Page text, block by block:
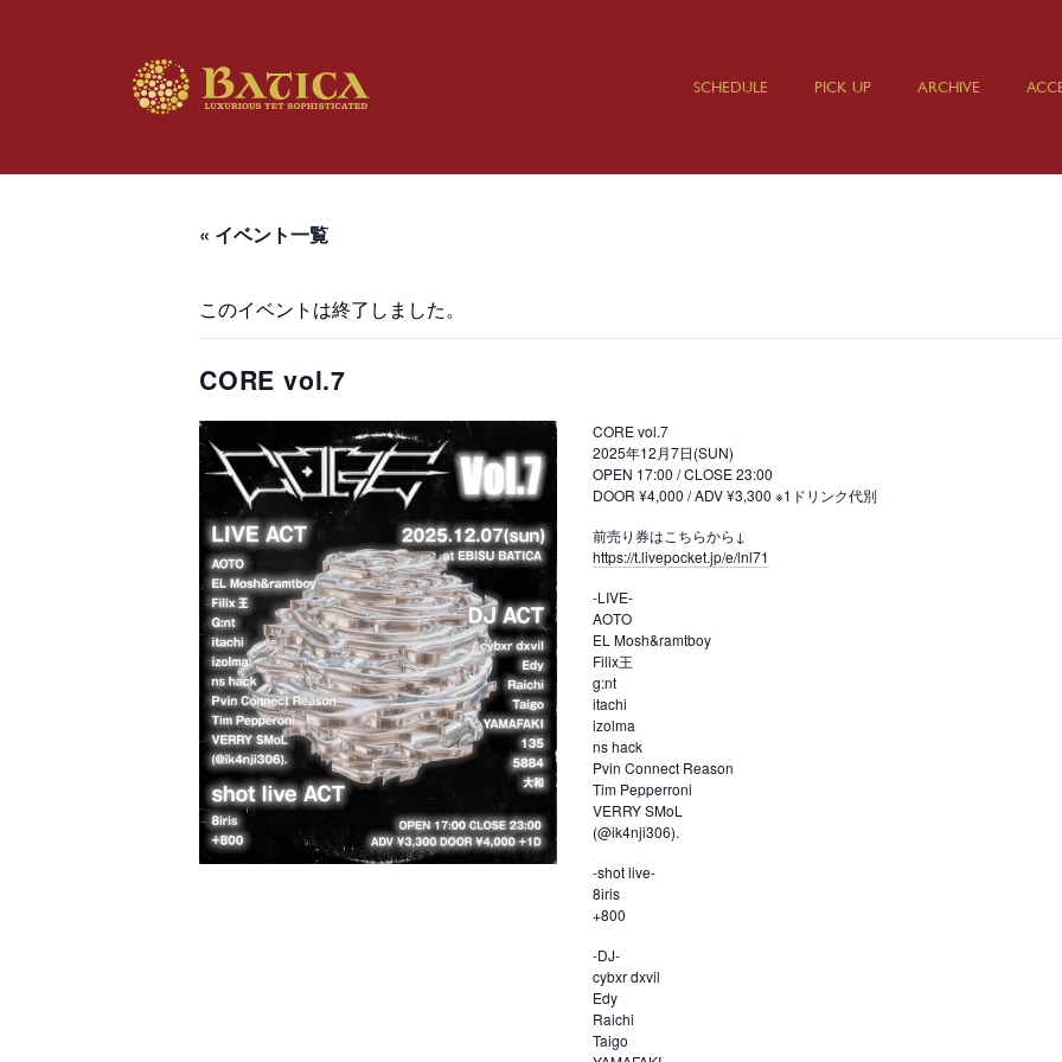
SCHEDULE PICK UP ARCHIVE
« イベント一覧
このイベントは終了しました。
CORE vol.7
CORE vol.7
2025年12月7日(SUN)
OPEN 17:00 / CLOSE 23:00
DOOR ¥4,000 / ADV ¥3,300 ※1ドリンク代別
前売り券はこちらから↓
https://t.livepocket.jp/e/lnl71
-LIVE-
AOTO
EL Mosh&ramtboy
Filix王
g:nt
itachi
izolma
ns hack
Pvin Connect Reason
Tim Pepperroni
VERRY SMoL
(@ik4nji306).
-shot live-
8iris
+800
-DJ-
cybxr dxvil
Edy
Raichi
Taigo